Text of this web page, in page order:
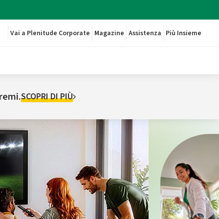
Vai a Plenitude Corporate Magazine Assistenza Più Insieme
SCOPRI DI PIÙ